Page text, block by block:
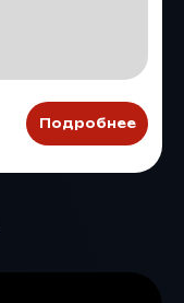
Подробнее